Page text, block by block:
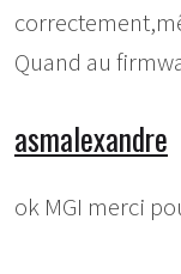
Quand au
asmalexandre
ok MGI merci